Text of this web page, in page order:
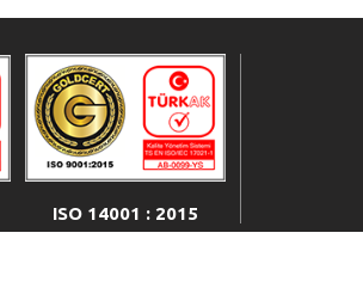
ISO 14001 : 2015